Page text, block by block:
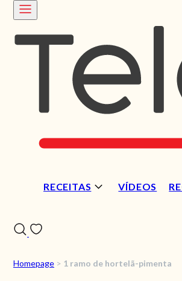
RECEITAS VÍDEOS
Homepage > 1 ramo de hortelã-pimenta